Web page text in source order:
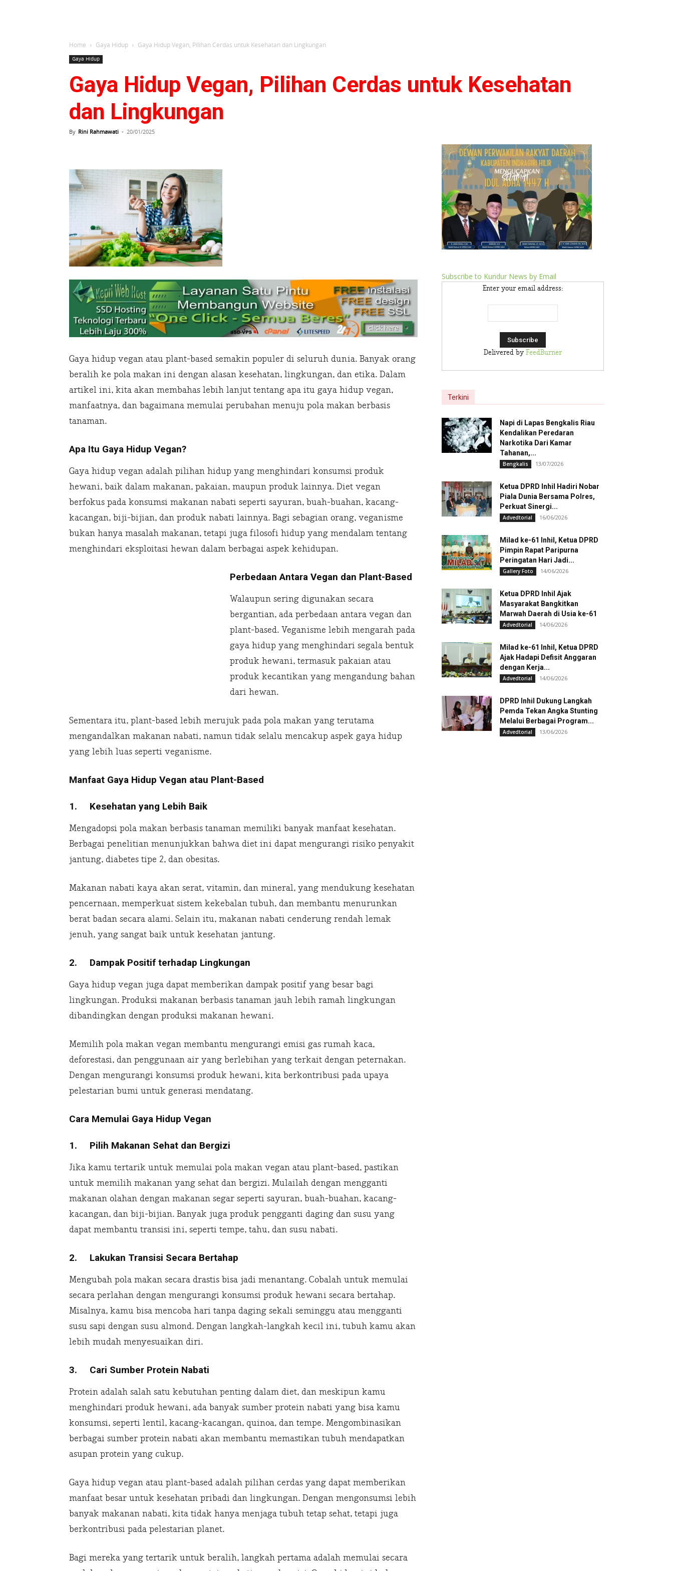
Home Gaya Hidup Gaya Hidup Vegan, Pilihan Cerdas untuk Kesehatan dan Lingkungan
Gaya Hidup
Gaya Hidup Vegan, Pilihan Cerdas untuk Kesehatan
dan Lingkungan
By Rini Rahmawati - 20/01/2025
Gaya hidup vegan atau plant-based semakin populer di seluruh dunia. Banyak orang
beralih ke pola makan ini dengan alasan kesehatan, lingkungan, dan etika. Dalam
artikel ini, kita akan membahas lebih lanjut tentang apa itu gaya hidup vegan,
manfaatnya, dan bagaimana memulai perubahan menuju pola makan berbasis
tanaman.
Apa Itu Gaya Hidup Vegan?
Gaya hidup vegan adalah pilihan hidup yang menghindari konsumsi produk
hewani, baik dalam makanan, pakaian, maupun produk lainnya. Diet vegan
berfokus pada konsumsi makanan nabati seperti sayuran, buah-buahan, kacang-
kacangan, biji-bijian, dan produk nabati lainnya. Bagi sebagian orang, veganisme
bukan hanya masalah makanan, tetapi juga filosofi hidup yang mendalam tentang
menghindari eksploitasi hewan dalam berbagai aspek kehidupan.
Perbedaan Antara Vegan dan Plant-Based
Walaupun sering digunakan secara
bergantian, ada perbedaan antara vegan dan
plant-based. Veganisme lebih mengarah pada
gaya hidup yang menghindari segala bentuk
produk hewani, termasuk pakaian atau
produk kecantikan yang mengandung bahan
dari hewan.
Sementara itu, plant-based lebih merujuk pada pola makan yang terutama
mengandalkan makanan nabati, namun tidak selalu mencakup aspek gaya hidup
yang lebih luas seperti veganisme.
Manfaat Gaya Hidup Vegan atau Plant-Based
1. Kesehatan yang Lebih Baik
Mengadopsi pola makan berbasis tanaman memiliki banyak manfaat kesehatan.
Berbagai penelitian menunjukkan bahwa diet ini dapat mengurangi risiko penyakit
jantung, diabetes tipe 2, dan obesitas.
Makanan nabati kaya akan serat, vitamin, dan mineral, yang mendukung kesehatan
pencernaan, memperkuat sistem kekebalan tubuh, dan membantu menurunkan
berat badan secara alami. Selain itu, makanan nabati cenderung rendah lemak
jenuh, yang sangat baik untuk kesehatan jantung.
2. Dampak Positif terhadap Lingkungan
Gaya hidup vegan juga dapat memberikan dampak positif yang besar bagi
lingkungan. Produksi makanan berbasis tanaman jauh lebih ramah lingkungan
dibandingkan dengan produksi makanan hewani.
Memilih pola makan vegan membantu mengurangi emisi gas rumah kaca,
deforestasi, dan penggunaan air yang berlebihan yang terkait dengan peternakan.
Dengan mengurangi konsumsi produk hewani, kita berkontribusi pada upaya
pelestarian bumi untuk generasi mendatang.
Cara Memulai Gaya Hidup Vegan
1. Pilih Makanan Sehat dan Bergizi
Jika kamu tertarik untuk memulai pola makan vegan atau plant-based, pastikan
untuk memilih makanan yang sehat dan bergizi. Mulailah dengan mengganti
makanan olahan dengan makanan segar seperti sayuran, buah-buahan, kacang-
kacangan, dan biji-bijian. Banyak juga produk pengganti daging dan susu yang
dapat membantu transisi ini, seperti tempe, tahu, dan susu nabati.
2. Lakukan Transisi Secara Bertahap
Mengubah pola makan secara drastis bisa jadi menantang. Cobalah untuk memulai
secara perlahan dengan mengurangi konsumsi produk hewani secara bertahap.
Misalnya, kamu bisa mencoba hari tanpa daging sekali seminggu atau mengganti
susu sapi dengan susu almond. Dengan langkah-langkah kecil ini, tubuh kamu akan
lebih mudah menyesuaikan diri.
3. Cari Sumber Protein Nabati
Protein adalah salah satu kebutuhan penting dalam diet, dan meskipun kamu
menghindari produk hewani, ada banyak sumber protein nabati yang bisa kamu
konsumsi, seperti lentil, kacang-kacangan, quinoa, dan tempe. Mengombinasikan
berbagai sumber protein nabati akan membantu memastikan tubuh mendapatkan
asupan protein yang cukup.
Gaya hidup vegan atau plant-based adalah pilihan cerdas yang dapat memberikan
manfaat besar untuk kesehatan pribadi dan lingkungan. Dengan mengonsumsi lebih
banyak makanan nabati, kita tidak hanya menjaga tubuh tetap sehat, tetapi juga
berkontribusi pada pelestarian planet.
Bagi mereka yang tertarik untuk beralih, langkah pertama adalah memulai secara
Subscribe to Kundur News by Email
Enter your email address:
Delivered by FeedBurner
Terkini
Napi di Lapas Bengkalis Riau
Kendalikan Peredaran
Narkotika Dari Kamar
Tahanan,...
Bengkalis 13/07/2026
Ketua DPRD Inhil Hadiri Nobar
Piala Dunia Bersama Polres,
Perkuat Sinergi...
Advedtorial 16/06/2026
Milad ke-61 Inhil, Ketua DPRD
Pimpin Rapat Paripurna
Peringatan Hari Jadi...
Gallery Foto 14/06/2026
Ketua DPRD Inhil Ajak
Masyarakat Bangkitkan
Marwah Daerah di Usia ke-61
Advedtorial 14/06/2026
Milad ke-61 Inhil, Ketua DPRD
Ajak Hadapi Defisit Anggaran
dengan Kerja...
Advedtorial 14/06/2026
DPRD Inhil Dukung Langkah
Pemda Tekan Angka Stunting
Melalui Berbagai Program...
Advedtorial 13/06/2026